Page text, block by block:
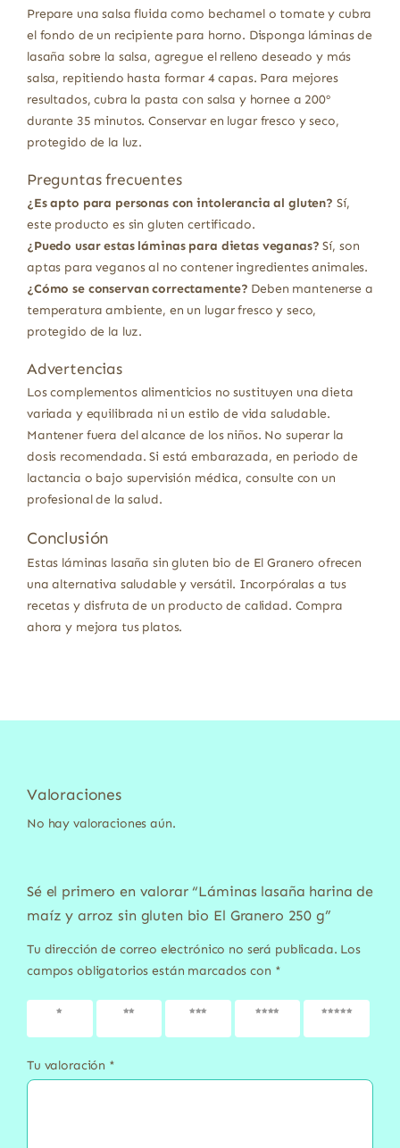
Prepare una salsa fluida como bechamel o tomate y cubra
el fondo de un recipiente para horno. Disponga láminas de
lasaña sobre la salsa, agregue el relleno deseado y más
salsa, repitiendo hasta formar 4 capas. Para mejores
resultados, cubra la pasta con salsa y hornee a 200º
durante 35 minutos. Conservar en lugar fresco y seco,
protegido de la luz.
Preguntas frecuentes
¿Es apto para personas con intolerancia al gluten? Sí,
este producto es sin gluten certificado.
¿Puedo usar estas láminas para dietas veganas? Sí, son
aptas para veganos al no contener ingredientes animales.
¿Cómo se conservan correctamente? Deben mantenerse a
temperatura ambiente, en un lugar fresco y seco,
protegido de la luz.
Advertencias
Los complementos alimenticios no sustituyen una dieta
variada y equilibrada ni un estilo de vida saludable.
Mantener fuera del alcance de los niños. No superar la
dosis recomendada. Si está embarazada, en periodo de
lactancia o bajo supervisión médica, consulte con un
profesional de la salud.
Conclusión
Estas láminas lasaña sin gluten bio de El Granero ofrecen
una alternativa saludable y versátil. Incorpóralas a tus
recetas y disfruta de un producto de calidad. Compra
ahora y mejora tus platos.
Valoraciones
No hay valoraciones aún.
Sé el primero en valorar “Láminas lasaña harina de
maíz y arroz sin gluten bio El Granero 250 g”
Tu dirección de correo electrónico no será publicada. Los
campos obligatorios están marcados con *
1 de 5
2 de 5
3 de 5
4 de 5
5 de 5
Tu valoración *